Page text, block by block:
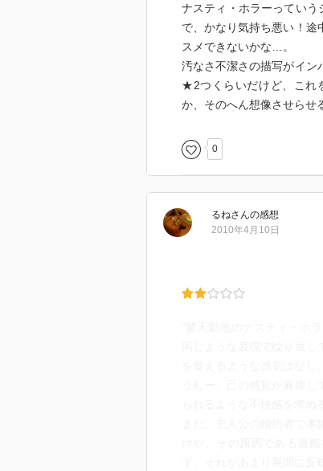
ナスティ・ホラーっていう
で、かなり気持ち悪い！途
スメできないかな…。
汚なさ不潔さの描写がイン
★2つくらいだけど、これ
か、そのへん想像させらせ
0
るねさんの感想
2010年4月10日